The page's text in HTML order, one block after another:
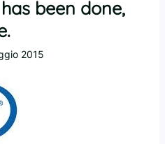
been done,
2015